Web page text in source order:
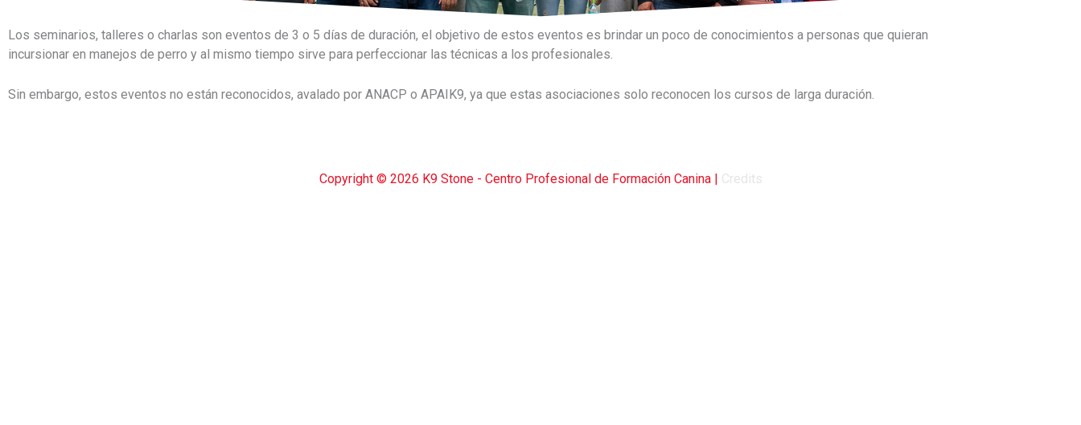
Los seminarios, talleres o charlas son eventos de 3 o 5 días de duración, el objetivo de estos eventos es brindar un poco de conocimientos a personas que quieran
incursionar en manejos de perro y al mismo tiempo sirve para perfeccionar las técnicas a los profesionales.
Sin embargo, estos eventos no están reconocidos, avalado por ANACP o APAIK9, ya que estas asociaciones solo reconocen los cursos de larga duración.
Copyright © 2026 K9 Stone - Centro Profesional de Formación Canina| Credits